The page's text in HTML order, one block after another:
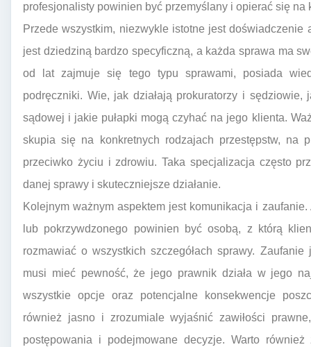
profesjonalisty powinien być przemyślany i opierać się na
Przede wszystkim, niezwykle istotne jest
jest dziedziną bardzo specyficzną, a każda sprawa ma
od lat zajmuje się tego typu sprawami, posiada
podręczniki. Wie, jak działają prokuratorzy i
sądowej i jakie pułapki mogą czyhać na jego klienta.
skupia się na konkretnych rodzajach przestępstw, na
przeciwko życiu i zdrowiu. Taka specjalizacja często
danej sprawy i skuteczniejsze działanie.
Kolejnym ważnym aspektem jest komunikacja i
lub pokrzywdzonego powinien być osobą, z którą
rozmawiać o wszystkich szczegółach sprawy.
musi mieć pewność, że jego prawnik działa w jego
wszystkie opcje oraz potencjalne konsekwencje
również jasno i zrozumiale wyjaśnić zawiłości
postępowania i podejmowane decyzje. Warto